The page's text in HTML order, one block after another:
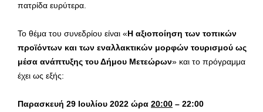
πατρίδα ευρύτερα.
Το θέμα του συνεδρίου είναι «Η αξιοποίηση των τοπικών
προϊόντων και των εναλλακτικών μορφών τουρισμού ως
μέσα ανάπτυξης του Δήμου Μετεώρων» και το πρόγραμμα
έχει ως εξής:
Παρασκευή 29 Ιουλίου 2022 ώρα 20:00 – 22:00